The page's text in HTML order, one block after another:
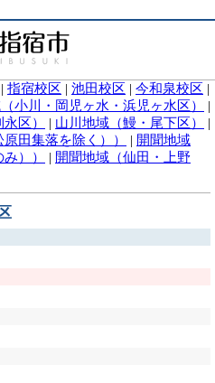
| 指宿校区 | 池田校区 | 今和泉校区 |
小川・岡児ヶ水・浜児ヶ水区）
|
区）
| 山川地域（鰻・尾下区）
|
田集落を除く））
| 開聞地域
））
| 開聞地域（仙田・上野